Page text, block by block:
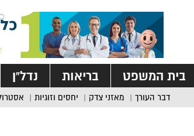
בית המשפט בריאות נדל”ן
דבר העורך מאזני צדק יחסים וזוגיות